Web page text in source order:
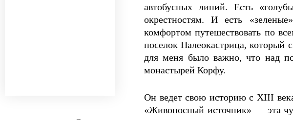
автобусных линий. Есть
окрестностям. И есть
комфортом путешествовать по
поселок Палеокастрица, который
для меня было важно, что над
монастырей Корфу.
Он ведет свою историю с XIII
«Живоносный источник» — эта